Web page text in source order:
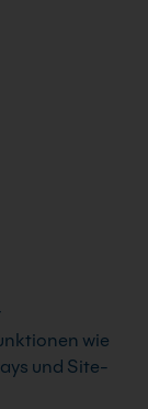
wie
und Site-